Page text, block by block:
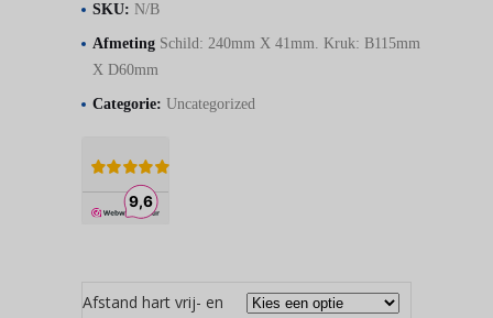
SKU: N/B
Afmeting Schild: 240mm X 41mm. Kruk: B115mm
X D60mm
Categorie: Uncategorized
Afstand hart vrij- en